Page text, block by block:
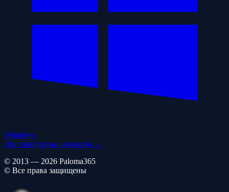
Windows
Все платформы и версии →
© 2013 — 2026 Paloma365
© Все права защищены